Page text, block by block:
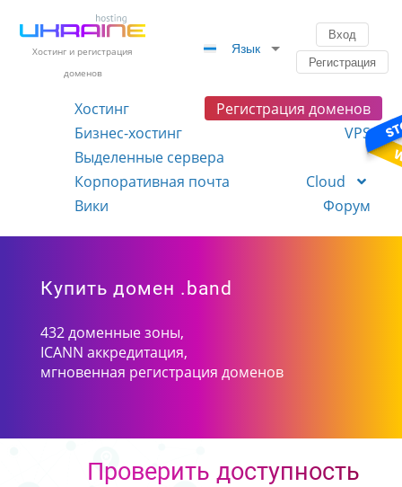
Хостинг и регистрация
доменов
Язык
Вход
Регистрация
Хостинг
Регистрация доменов
Бизнес-хостинг
VPS
Выделенные сервера
Корпоративная почта
Cloud
Вики
Форум
Купить домен .band
432 доменные зоны,
ICANN аккредитация,
мгновенная регистрация доменов
Проверить доступность